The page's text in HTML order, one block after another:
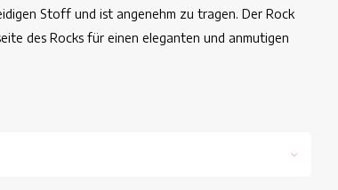
Stoff und ist angenehm zu tragen. Der Rock
des Rocks für einen eleganten und anmutigen